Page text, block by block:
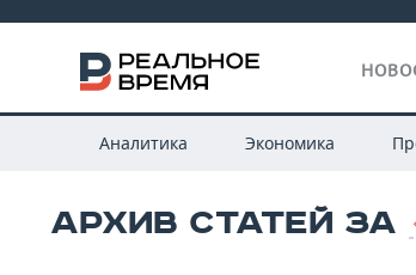
Аналитика Экономика
АРХИВ СТАТЕЙ ЗА